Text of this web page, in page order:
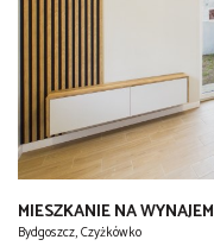
MIESZKANIE NA WYNAJEM
Bydgoszcz, Czyżkówko